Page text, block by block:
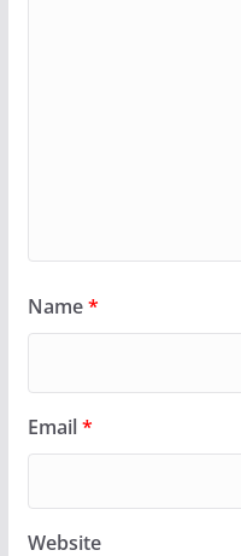
Name*
Email*
Website